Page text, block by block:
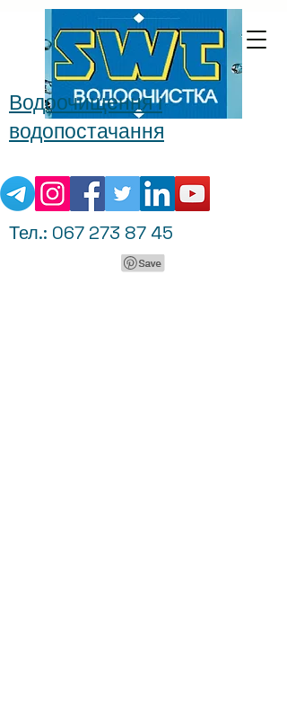
Водоочищення і
водопостачання
Тел.: 067 273 87 45